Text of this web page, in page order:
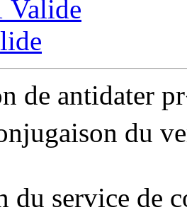
Valide
de
du
service de